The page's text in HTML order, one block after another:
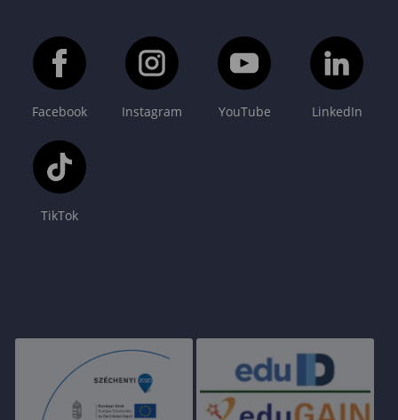
Facebook Instagram YouTube LinkedIn
TikTok